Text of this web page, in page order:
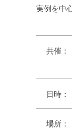
実例を中
共催：
日時：
場所：